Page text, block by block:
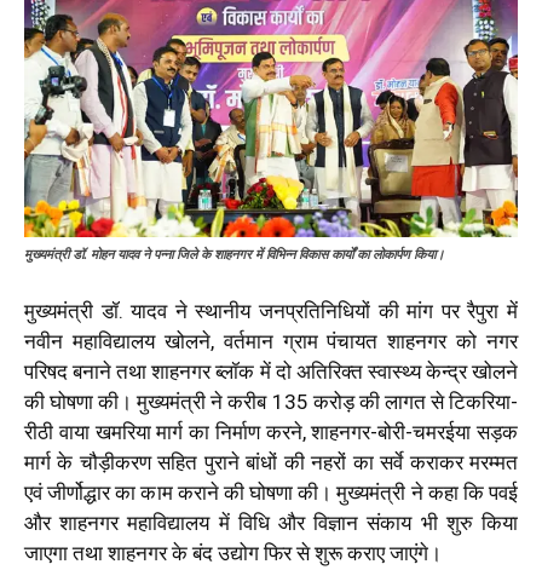
मुख्यमंत्री डॉ. मोहन यादव ने पन्ना जिले के शाहनगर में विभिन्न विकास कार्यों का लोकार्पण किया।
मुख्यमंत्री डॉ. यादव ने स्थानीय जनप्रतिनिधियों की मांग पर रैपुरा में
नवीन महाविद्यालय खोलने, वर्तमान ग्राम पंचायत शाहनगर को नगर
परिषद बनाने तथा शाहनगर ब्लॉक में दो अतिरिक्त स्वास्थ्य केन्द्र खोलने
की घोषणा की। मुख्यमंत्री ने करीब 135 करोड़ की लागत से टिकरिया-
रीठी वाया खमरिया मार्ग का निर्माण करने, शाहनगर-बोरी-चमरईया सड़क
मार्ग के चौड़ीकरण सहित पुराने बांधों की नहरों का सर्वे कराकर मरम्मत
एवं जीर्णोद्धार का काम कराने की घोषणा की। मुख्यमंत्री ने कहा कि पवई
और शाहनगर महाविद्यालय में विधि और विज्ञान संकाय भी शुरु किया
जाएगा तथा शाहनगर के बंद उद्योग फिर से शुरू कराए जाएंगे।